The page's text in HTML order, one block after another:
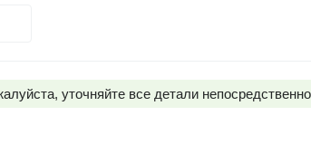
уточняйте все детали